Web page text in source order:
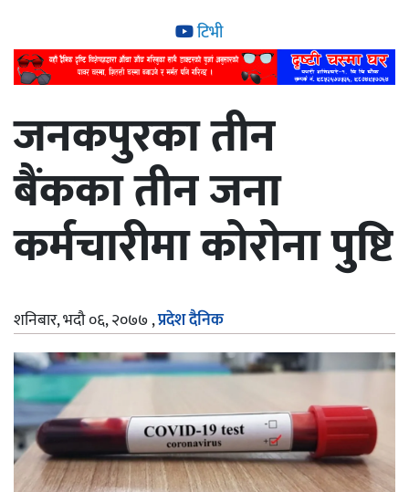
टिभी
जनकपुरका तीन
बैंकका तीन जना
कर्मचारीमा कोरोना पुष्टि
शनिबार, भदौ ०६, २०७७,प्रदेश दैनिक